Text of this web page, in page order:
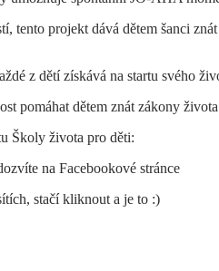
tento projekt dává dětem šanci
z dětí získává na startu svého
pomáhat dětem znát zákony
Školy života pro děti:
na Facebookové stránce
stačí kliknout a je to :)